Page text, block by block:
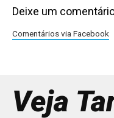
Deixe um
Comentários via Facebook
Veja